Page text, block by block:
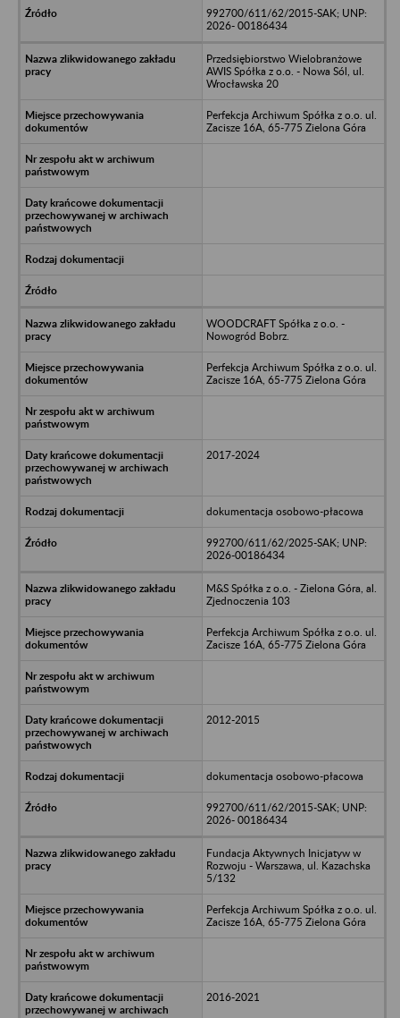
992700/611/62/2015-SAK; UNP:
2026- 00186434
Przedsiębiorstwo Wielobranżowe
AWIS Spółka z o.o. - Nowa Sól, ul.
Wrocławska 20
Perfekcja Archiwum Spółka z o.o. ul.
Zacisze 16A, 65-775 Zielona Góra
WOODCRAFT Spółka z o.o. -
Nowogród Bobrz.
Perfekcja Archiwum Spółka z o.o. ul.
Zacisze 16A, 65-775 Zielona Góra
2017-2024
dokumentacja osobowo-płacowa
992700/611/62/2025-SAK; UNP:
2026-00186434
M&S Spółka z o.o. - Zielona Góra, al.
Zjednoczenia 103
Perfekcja Archiwum Spółka z o.o. ul.
Zacisze 16A, 65-775 Zielona Góra
2012-2015
dokumentacja osobowo-płacowa
992700/611/62/2015-SAK; UNP:
2026- 00186434
Fundacja Aktywnych Inicjatyw w
Rozwoju - Warszawa, ul. Kazachska
5/132
Perfekcja Archiwum Spółka z o.o. ul.
Zacisze 16A, 65-775 Zielona Góra
2016-2021